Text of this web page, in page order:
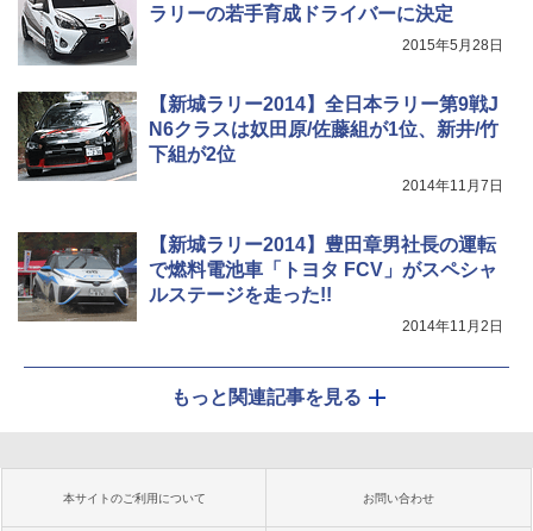
ラリーの若手育成ドライバーに決定
2015年5月28日
【新城ラリー2014】全日本ラリー第9戦J
N6クラスは奴田原/佐藤組が1位、新井/竹
下組が2位
2014年11月7日
【新城ラリー2014】豊田章男社長の運転
で燃料電池車「トヨタ FCV」がスペシャ
ルステージを走った!!
2014年11月2日
もっと関連記事を見る
本サイトのご利用について お問い合わせ